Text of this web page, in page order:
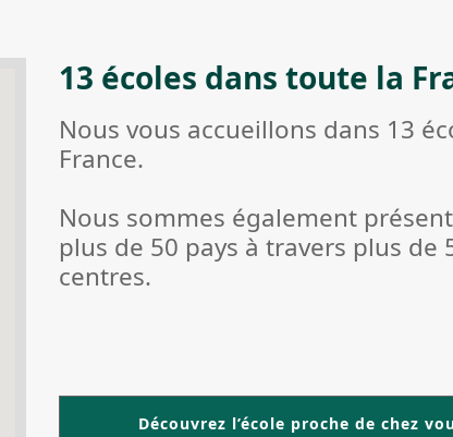
13 écoles dans toute la
Nous vous accueillons dans 13
France.
Nous sommes également
plus de 50 pays à travers plus de
centres.
Découvrez l’école proche de chez